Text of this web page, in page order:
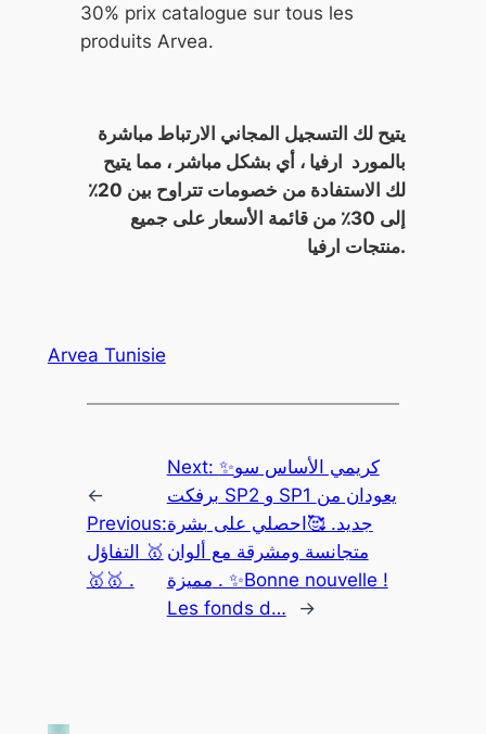
30% prix catalogue sur tous les
produits Arvea.
يتيح لك التسجيل المجاني الارتباط مباشرة
بالمورد ارفيا ، أي بشكل مباشر ، مما يتيح
لك الاستفادة من خصومات تتراوح بين 20٪
إلى 30٪ من قائمة الأسعار على جميع
منتجات ارفيا.
Arvea Tunisie
←
Previous:
التفاؤل 🥇
🥇🥇 .
Next: ✨كريمي الأساس سو
برفكت SP2 و SP1 يعودان من
جديد. 🥰احصلي على بشرة
متجانسة ومشرقة مع ألوان
مميزة . ✨Bonne nouvelle !
Les fonds d…
→